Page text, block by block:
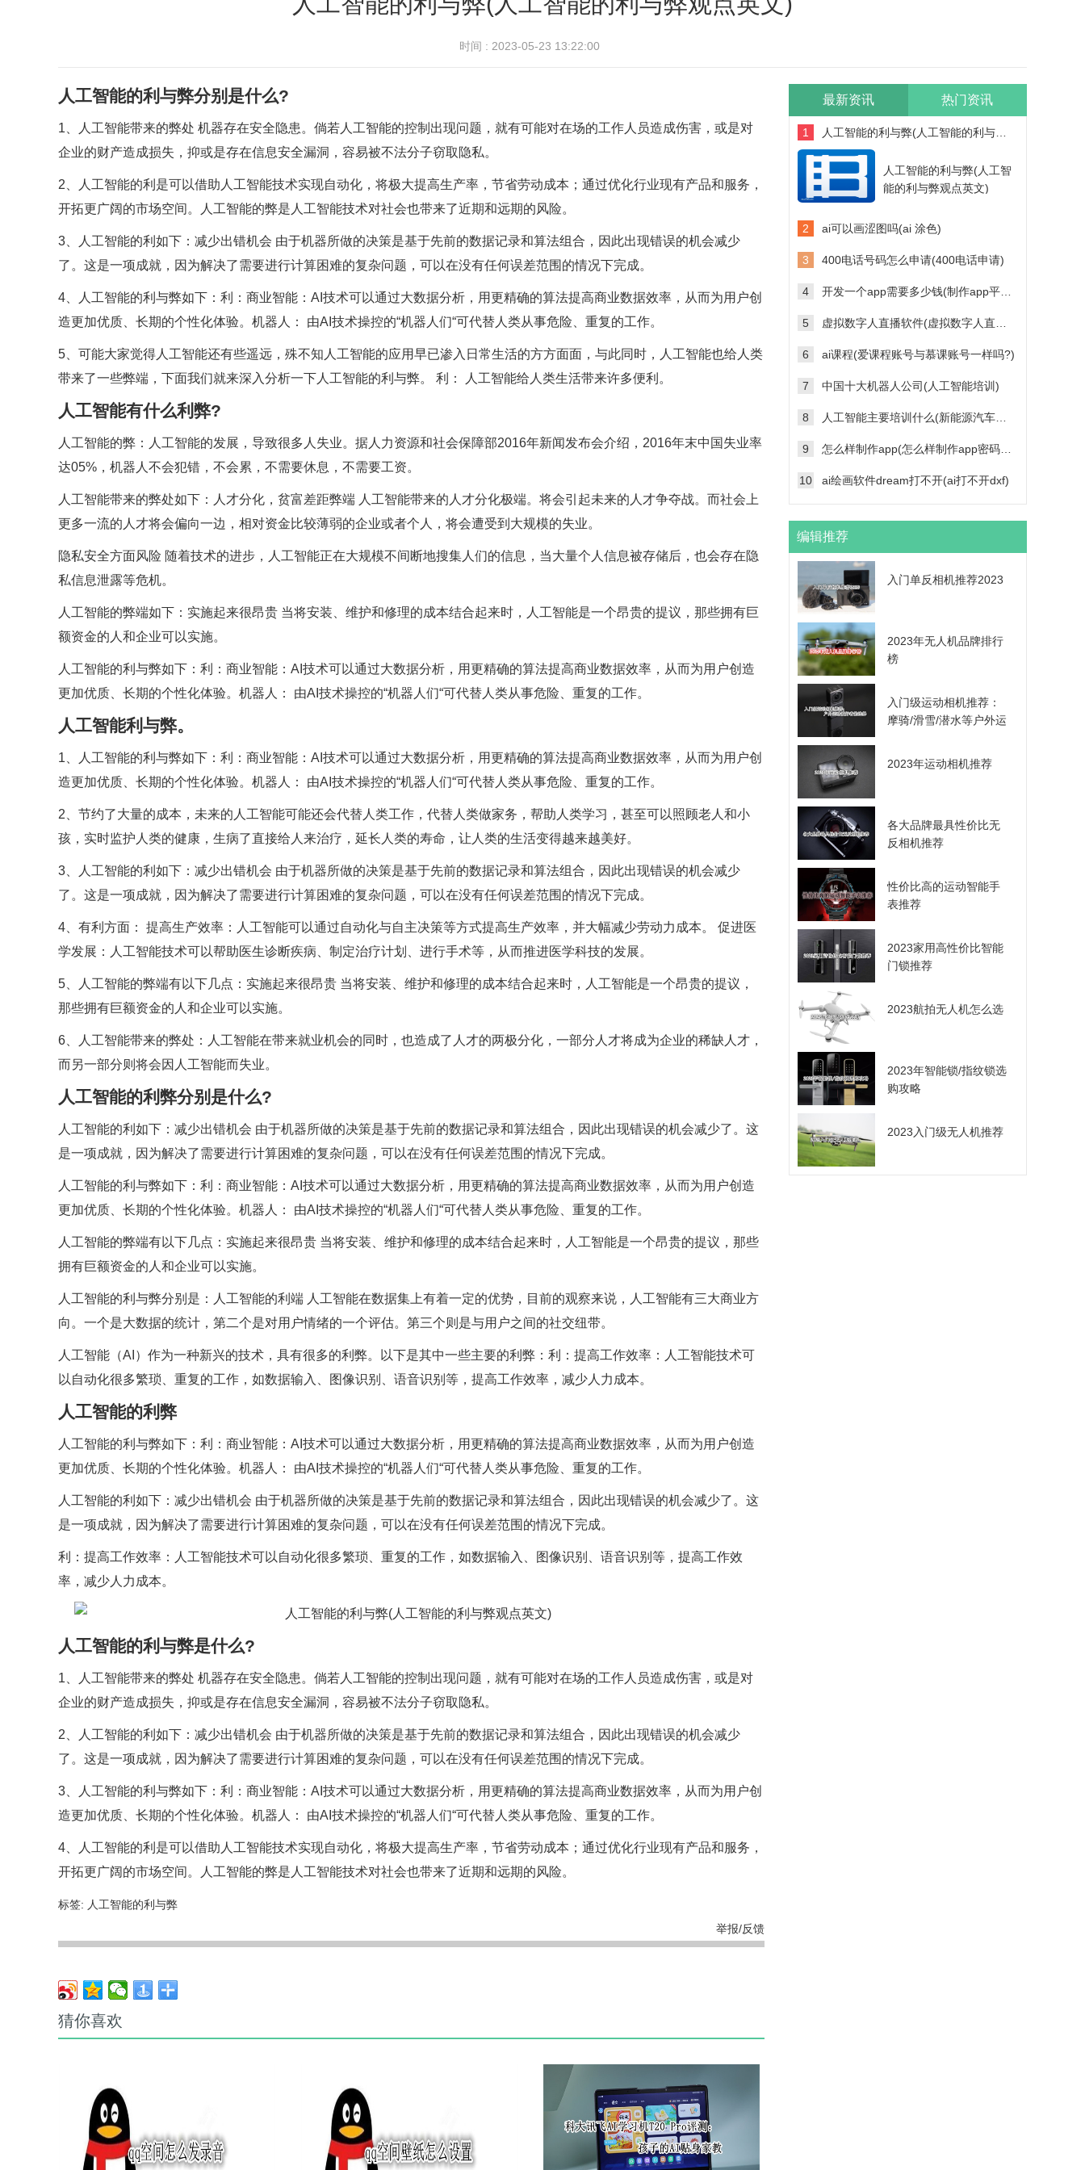
时间 : 2023-05-23 13:22:00
人工智能的利与弊分别是什么?
1、人工智能带来的弊处 机器存在安全隐患。倘若人工智能的控制出现问题，就有可能对在场的工作人员造成伤害，或是对
企业的财产造成损失，抑或是存在信息安全漏洞，容易被不法分子窃取隐私。
2、人工智能的利是可以借助人工智能技术实现自动化，将极大提高生产率，节省劳动成本；通过优化行业现有产品和服务，
开拓更广阔的市场空间。人工智能的弊是人工智能技术对社会也带来了近期和远期的风险。
3、人工智能的利如下：减少出错机会 由于机器所做的决策是基于先前的数据记录和算法组合，因此出现错误的机会减少
了。这是一项成就，因为解决了需要进行计算困难的复杂问题，可以在没有任何误差范围的情况下完成。
4、人工智能的利与弊如下：利：商业智能：AI技术可以通过大数据分析，用更精确的算法提高商业数据效率，从而为用户创
造更加优质、长期的个性化体验。机器人： 由AI技术操控的“机器人们“可代替人类从事危险、重复的工作。
5、可能大家觉得人工智能还有些遥远，殊不知人工智能的应用早已渗入日常生活的方方面面，与此同时，人工智能也给人类
带来了一些弊端，下面我们就来深入分析一下人工智能的利与弊。 利： 人工智能给人类生活带来许多便利。
人工智能有什么利弊?
人工智能的弊：人工智能的发展，导致很多人失业。据人力资源和社会保障部2016年新闻发布会介绍，2016年末中国失业率
达05%，机器人不会犯错，不会累，不需要休息，不需要工资。
人工智能带来的弊处如下：人才分化，贫富差距弊端 人工智能带来的人才分化极端。将会引起未来的人才争夺战。而社会上
更多一流的人才将会偏向一边，相对资金比较薄弱的企业或者个人，将会遭受到大规模的失业。
隐私安全方面风险 随着技术的进步，人工智能正在大规模不间断地搜集人们的信息，当大量个人信息被存储后，也会存在隐
私信息泄露等危机。
人工智能的弊端如下：实施起来很昂贵 当将安装、维护和修理的成本结合起来时，人工智能是一个昂贵的提议，那些拥有巨
额资金的人和企业可以实施。
人工智能的利与弊如下：利：商业智能：AI技术可以通过大数据分析，用更精确的算法提高商业数据效率，从而为用户创造
更加优质、长期的个性化体验。机器人： 由AI技术操控的“机器人们“可代替人类从事危险、重复的工作。
人工智能利与弊。
1、人工智能的利与弊如下：利：商业智能：AI技术可以通过大数据分析，用更精确的算法提高商业数据效率，从而为用户创
造更加优质、长期的个性化体验。机器人： 由AI技术操控的“机器人们“可代替人类从事危险、重复的工作。
2、节约了大量的成本，未来的人工智能可能还会代替人类工作，代替人类做家务，帮助人类学习，甚至可以照顾老人和小
孩，实时监护人类的健康，生病了直接给人来治疗，延长人类的寿命，让人类的生活变得越来越美好。
3、人工智能的利如下：减少出错机会 由于机器所做的决策是基于先前的数据记录和算法组合，因此出现错误的机会减少
了。这是一项成就，因为解决了需要进行计算困难的复杂问题，可以在没有任何误差范围的情况下完成。
4、有利方面： 提高生产效率：人工智能可以通过自动化与自主决策等方式提高生产效率，并大幅减少劳动力成本。 促进医
学发展：人工智能技术可以帮助医生诊断疾病、制定治疗计划、进行手术等，从而推进医学科技的发展。
5、人工智能的弊端有以下几点：实施起来很昂贵 当将安装、维护和修理的成本结合起来时，人工智能是一个昂贵的提议，
那些拥有巨额资金的人和企业可以实施。
6、人工智能带来的弊处：人工智能在带来就业机会的同时，也造成了人才的两极分化，一部分人才将成为企业的稀缺人才，
而另一部分则将会因人工智能而失业。
人工智能的利弊分别是什么?
人工智能的利如下：减少出错机会 由于机器所做的决策是基于先前的数据记录和算法组合，因此出现错误的机会减少了。这
是一项成就，因为解决了需要进行计算困难的复杂问题，可以在没有任何误差范围的情况下完成。
人工智能的利与弊如下：利：商业智能：AI技术可以通过大数据分析，用更精确的算法提高商业数据效率，从而为用户创造
更加优质、长期的个性化体验。机器人： 由AI技术操控的“机器人们“可代替人类从事危险、重复的工作。
人工智能的弊端有以下几点：实施起来很昂贵 当将安装、维护和修理的成本结合起来时，人工智能是一个昂贵的提议，那些
拥有巨额资金的人和企业可以实施。
人工智能的利与弊分别是：人工智能的利端 人工智能在数据集上有着一定的优势，目前的观察来说，人工智能有三大商业方
向。一个是大数据的统计，第二个是对用户情绪的一个评估。第三个则是与用户之间的社交纽带。
人工智能（AI）作为一种新兴的技术，具有很多的利弊。以下是其中一些主要的利弊：利：提高工作效率：人工智能技术可
以自动化很多繁琐、重复的工作，如数据输入、图像识别、语音识别等，提高工作效率，减少人力成本。
人工智能的利弊
人工智能的利与弊如下：利：商业智能：AI技术可以通过大数据分析，用更精确的算法提高商业数据效率，从而为用户创造
更加优质、长期的个性化体验。机器人： 由AI技术操控的“机器人们“可代替人类从事危险、重复的工作。
人工智能的利如下：减少出错机会 由于机器所做的决策是基于先前的数据记录和算法组合，因此出现错误的机会减少了。这
是一项成就，因为解决了需要进行计算困难的复杂问题，可以在没有任何误差范围的情况下完成。
利：提高工作效率：人工智能技术可以自动化很多繁琐、重复的工作，如数据输入、图像识别、语音识别等，提高工作效
率，减少人力成本。
人工智能的利与弊是什么?
1、人工智能带来的弊处 机器存在安全隐患。倘若人工智能的控制出现问题，就有可能对在场的工作人员造成伤害，或是对
企业的财产造成损失，抑或是存在信息安全漏洞，容易被不法分子窃取隐私。
2、人工智能的利如下：减少出错机会 由于机器所做的决策是基于先前的数据记录和算法组合，因此出现错误的机会减少
了。这是一项成就，因为解决了需要进行计算困难的复杂问题，可以在没有任何误差范围的情况下完成。
3、人工智能的利与弊如下：利：商业智能：AI技术可以通过大数据分析，用更精确的算法提高商业数据效率，从而为用户创
造更加优质、长期的个性化体验。机器人： 由AI技术操控的“机器人们“可代替人类从事危险、重复的工作。
4、人工智能的利是可以借助人工智能技术实现自动化，将极大提高生产率，节省劳动成本；通过优化行业现有产品和服务，
开拓更广阔的市场空间。人工智能的弊是人工智能技术对社会也带来了近期和远期的风险。
标签: 人工智能的利与弊
举报/反馈
猜你喜欢
最新资讯 热门资讯
1
人工智能的利与弊(人工智
能的利与弊观点英文)
2 ai可以画涩图吗(ai 涂色)
3 400电话号码怎么申请(400电话申请)
4
5
6 ai课程(爱课程账号与慕课账号一样吗?)
7 中国十大机器人公司(人工智能培训)
8
9
10 ai绘画软件dream打不开(ai打不开dxf)
编辑推荐
入门单反相机推荐2023
2023年无人机品牌排行
榜
入门级运动相机推荐：
摩骑/滑雪/潜水等户外运
2023年运动相机推荐
各大品牌最具性价比无
反相机推荐
性价比高的运动智能手
表推荐
2023家用高性价比智能
门锁推荐
2023航拍无人机怎么选
2023年智能锁/指纹锁选
购攻略
2023入门级无人机推荐